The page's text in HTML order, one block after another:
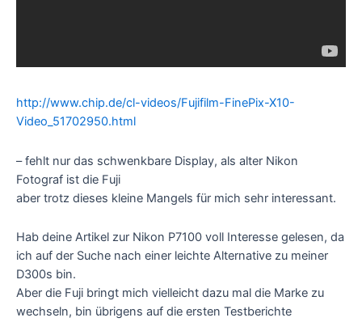
http://www.chip.de/cl-videos/Fujifilm-FinePix-X10-
Video_51702950.html
– fehlt nur das schwenkbare Display, als alter Nikon
Fotograf ist die Fuji
aber trotz dieses kleine Mangels für mich sehr interessant.
Hab deine Artikel zur Nikon P7100 voll Interesse gelesen, da
ich auf der Suche nach einer leichte Alternative zu meiner
D300s bin.
Aber die Fuji bringt mich vielleicht dazu mal die Marke zu
wechseln, bin übrigens auf die ersten Testberichte